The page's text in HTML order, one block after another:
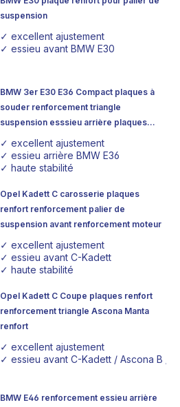
suspension
✓ excellent ajustement
✓ essieu avant BMW E30
BMW 3er E30 E36 Compact plaques à
souder renforcement triangle
suspension esssieu arrière plaques
réparation
✓ excellent ajustement
✓ essieu arrière BMW E36
✓ haute stabilité
Opel Kadett C carosserie plaques
renfort renforcement palier de
suspension avant renforcement moteur
✓ excellent ajustement
✓ essieu avant C-Kadett
✓ haute stabilité
Opel Kadett C Coupe plaques renfort
renforcement triangle Ascona Manta
renfort
✓ excellent ajustement
✓ essieu avant C-Kadett / Ascona B /
BMW E46 renforcement essieu arrière